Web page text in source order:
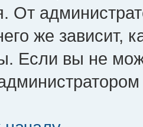
От
же зависит,
Если вы не